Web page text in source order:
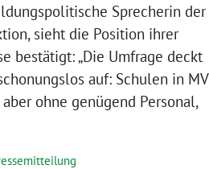
Sprecherin der
sieht die Position ihrer
bestätigt: „Die Umfrage deckt
auf: Schulen in MV
ohne genügend Personal,